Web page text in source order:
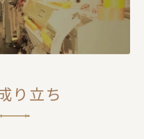
り立ち